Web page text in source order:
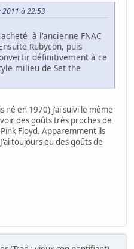
2011 à 22:53
à l'ancienne FNAC
Rubycon, puis
définitivement à ce
milieu de Set the
né en 1970) j'ai suivi le même
des goûts très proches de
Floyd. Apparemment ils
toujours eu des goûts de